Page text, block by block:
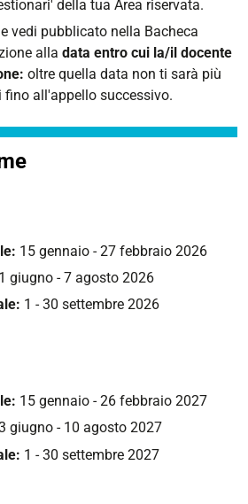
della tua Area riservata.
vedi pubblicato nella Bacheca
alla data entro cui la/il docente
oltre quella data non ti sarà più
fino all'appello successivo.
15 gennaio - 27 febbraio 2026
1 giugno - 7 agosto 2026
1 - 30 settembre 2026
15 gennaio - 26 febbraio 2027
giugno - 10 agosto 2027
1 - 30 settembre 2027